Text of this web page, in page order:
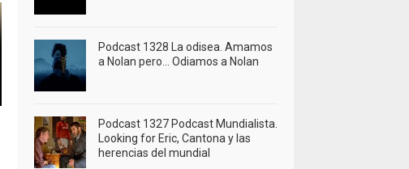
Podcast 1328 La odisea. Amamos
a Nolan pero… Odiamos a Nolan
Podcast 1327 Podcast Mundialista.
Looking for Eric, Cantona y las
herencias del mundial